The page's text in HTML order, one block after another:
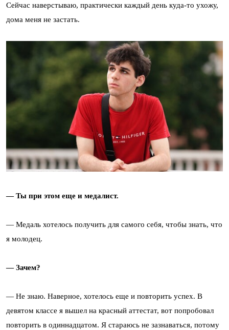
Сейчас наверстываю, практически каждый день куда-то ухожу,
дома меня не застать.
— Ты при этом еще и медалист.
— Медаль хотелось получить для самого себя, чтобы знать, что
я молодец.
— Зачем?
— Не знаю. Наверное, хотелось еще и повторить успех. В
девятом классе я вышел на красный аттестат, вот попробовал
повторить в одиннадцатом. Я стараюсь не зазнаваться, потому